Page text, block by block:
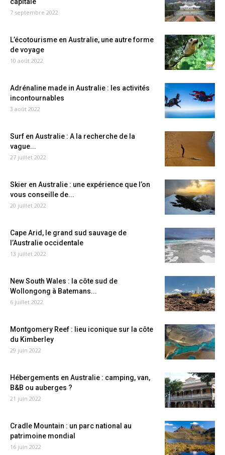
7 septembre 2022
L’écotourisme en Australie, une autre forme
de voyage
10 août 2022
Adrénaline made in Australie : les activités
incontournables
3 août 2022
Surf en Australie : A la recherche de la
vague...
27 juillet 2022
Skier en Australie : une expérience que l’on
vous conseille de...
20 juillet 2022
Cape Arid, le grand sud sauvage de
l’Australie occidentale
13 juillet 2022
New South Wales : la côte sud de
Wollongong à Batemans...
6 juillet 2022
Montgomery Reef : lieu iconique sur la côte
du Kimberley
29 juin 2022
Hébergements en Australie : camping, van,
B&B ou auberges ?
21 juin 2022
Cradle Mountain : un parc national au
patrimoine mondial
16 juin 2022